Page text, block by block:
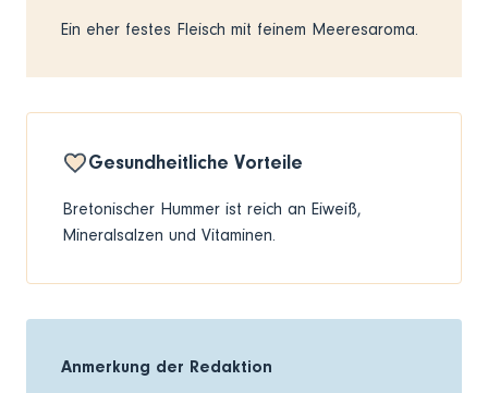
Ein eher festes Fleisch mit feinem Meeresaroma.
Gesundheitliche Vorteile
Bretonischer Hummer ist reich an Eiweiß,
Mineralsalzen und Vitaminen.
Anmerkung der Redaktion